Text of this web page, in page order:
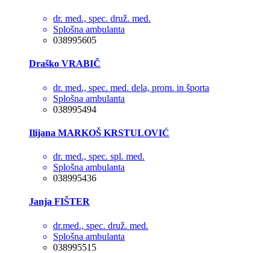
dr. med., spec. druž. med.
Splošna ambulanta
038995605
Draško VRABIČ
dr. med., spec. med. dela, prom. in športa
Splošna ambulanta
038995494
Ilijana MARKOŠ KRSTULOVIĆ
dr. med., spec. spl. med.
Splošna ambulanta
038995436
Janja FIŠTER
dr.med., spec. druž. med.
Splošna ambulanta
038995515